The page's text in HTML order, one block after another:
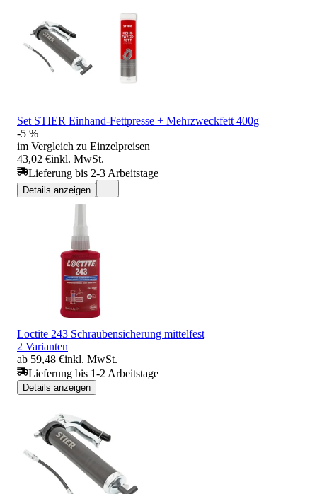
Set STIER Einhand-Fettpresse + Mehrzweckfett 400g
-5 %
im Vergleich zu Einzelpreisen
43,02 €inkl. MwSt.
Lieferung bis 2-3 Arbeitstage
Details anzeigen
Loctite 243 Schraubensicherung mittelfest
2 Varianten
ab 59,48 €inkl. MwSt.
Lieferung bis 1-2 Arbeitstage
Details anzeigen